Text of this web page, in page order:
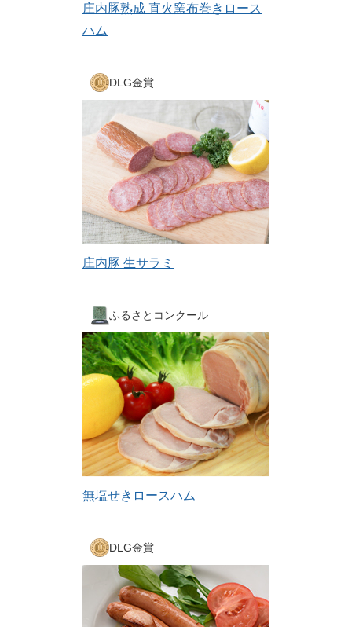
庄内豚熟成 直火窯布巻きロース
ハム
DLG金賞
庄内豚 生サラミ
ふるさとコンクール
無塩せきロースハム
DLG金賞